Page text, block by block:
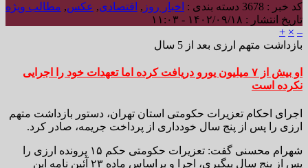
کد خبر : 3678 دسته بندی : اخبار روز , اقتصادی, عکس, مطالب ویژه
تاریخ انتشار : ۱۴۰۲/۰۹/۱۸ - ۱۱:۰۳
–
×
+
بازداشت متهم ارزی بعد از 5 سال
او بیش از ۷ میلیون یورو دریافت کرده اما تعهدات خود را اجرایی
نکرده است
اجرای احکام تعزیرات حکومتی استان تهران، دستور بازداشت متهم
ارزی را پس از پنج سال خودداری از پرداخت جریمه، صادر کرد.
شهرام محسنی گفت: تعزیرات حکومتی حکم ۱۵ پرونده ارزی را
پس از پنج سال پیگیری، اجرا و براساس ماده ۲۳ آئین نامه این